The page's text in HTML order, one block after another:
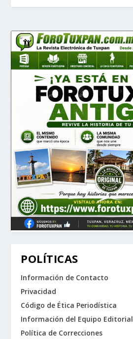
POLÍTICAS
Información de Contacto
Privacidad
Código de Ética Periodística
Información del Equipo Editorial
Política de Correcciones